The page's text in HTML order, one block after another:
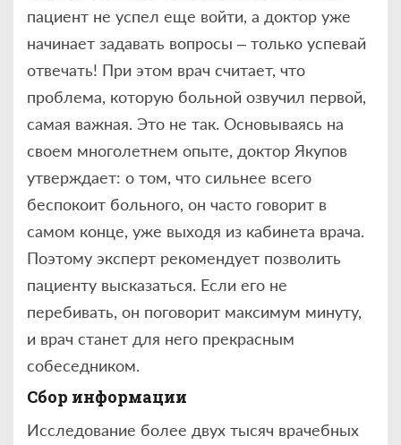
пациент не успел еще войти, а доктор уже
начинает задавать вопросы – только успевай
отвечать! При этом врач считает, что
проблема, которую больной озвучил первой,
самая важная. Это не так. Основываясь на
своем многолетнем опыте, доктор Якупов
утверждает: о том, что сильнее всего
беспокоит больного, он часто говорит в
самом конце, уже выходя из кабинета врача.
Поэтому эксперт рекомендует позволить
пациенту высказаться. Если его не
перебивать, он поговорит максимум минуту,
и врач станет для него прекрасным
собеседником.
Сбор информации
Исследование более двух тысяч врачебных